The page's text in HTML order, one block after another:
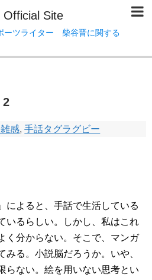
Official Site
ーツライター 柴谷晋に関する
2
感,手話タグラグビー
によると、手話で生活している
いるらしい。しかし、私はこれ
く分からない。そこで、マンガ
みる。小説脳だろうか。いや、
らない。絵を用いない思考とい